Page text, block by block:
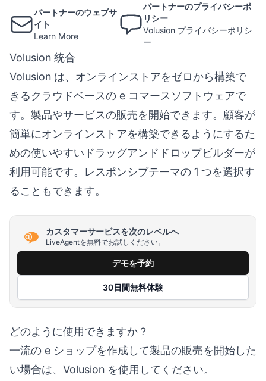
パートナーのウェブサ
イト
Learn More
パートナーのプライバシーポ
リシー
Volusion プライバシーポリシ
ー
Volusion 統合
Volusion は、オンラインストアをゼロから構築で
きるクラウドベースの e コマースソフトウェアで
す。製品やサービスの販売を開始できます。顧客が
簡単にオンラインストアを構築できるようにするた
めの使いやすいドラッグアンドドロップビルダーが
利用可能です。レスポンシブテーマの 1 つを選択す
ることもできます。
カスタマーサービスを次のレベルへ
LiveAgentを無料でお試しください。
デモを予約
30日間無料体験
どのように使用できますか？
一流の e ショップを作成して製品の販売を開始した
い場合は、Volusion を使用してください。